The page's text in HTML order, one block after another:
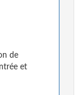
de
et